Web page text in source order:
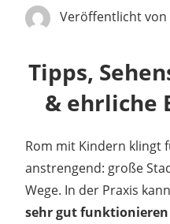
Veröffentlicht von
Tipps,
& ehrliche
Rom mit Kindern klingt
anstrengend: große
Wege. In der Praxis
sehr gut funktionieren